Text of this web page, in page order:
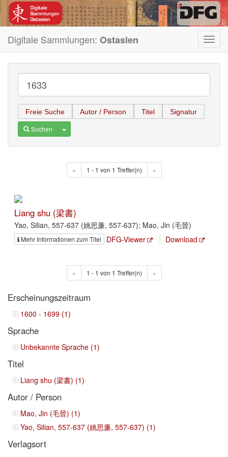
Digitale Sammlungen: Ostasien
Freie Suche Autor / Person Titel Signatur
Suchen Toggle Dropdown
« 1 - 1 von 1 Treffer(n) »
Liang shu (梁書)
Yao, Silian, 557-637 (姚思廉, 557-637); Mao, Jin (毛晉)
Mehr Informationen zum Titel DFG-Viewer Download
« 1 - 1 von 1 Treffer(n) »
Erscheinungszeitraum
1600 - 1699 (1)
Sprache
Unbekannte Sprache (1)
Titel
Liang shu (梁書) (1)
Autor / Person
Mao, Jin (毛晉) (1)
Yao, Silian, 557-637 (姚思廉, 557-637) (1)
Verlagsort